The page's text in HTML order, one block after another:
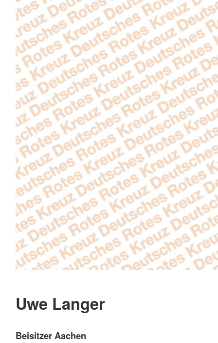
Uwe Langer
Beisitzer Aachen